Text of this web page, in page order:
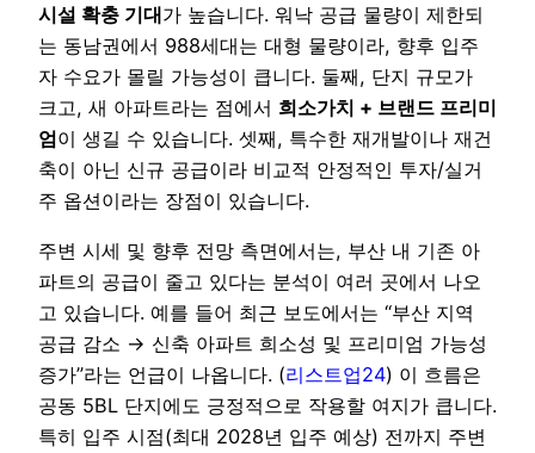
시설 확충 기대가 높습니다. 워낙 공급 물량이 제한되
는 동남권에서 988세대는 대형 물량이라, 향후 입주
자 수요가 몰릴 가능성이 큽니다. 둘째, 단지 규모가
크고, 새 아파트라는 점에서 희소가치 + 브랜드 프리미
엄이 생길 수 있습니다. 셋째, 특수한 재개발이나 재건
축이 아닌 신규 공급이라 비교적 안정적인 투자/실거
주 옵션이라는 장점이 있습니다.
주변 시세 및 향후 전망 측면에서는, 부산 내 기존 아
파트의 공급이 줄고 있다는 분석이 여러 곳에서 나오
고 있습니다. 예를 들어 최근 보도에서는 “부산 지역
공급 감소 → 신축 아파트 희소성 및 프리미엄 가능성
증가”라는 언급이 나옵니다. (리스트업24) 이 흐름은
공동 5BL 단지에도 긍정적으로 작용할 여지가 큽니다.
특히 입주 시점(최대 2028년 입주 예상) 전까지 주변